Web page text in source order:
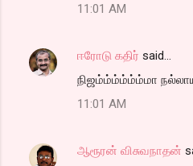
11:01 AM
ஈரோடு கதிர் said…
நிஜம்ம்ம்ம்ம்ம்மா
11:01 AM
ஆரூரன் விசுவநாதன்